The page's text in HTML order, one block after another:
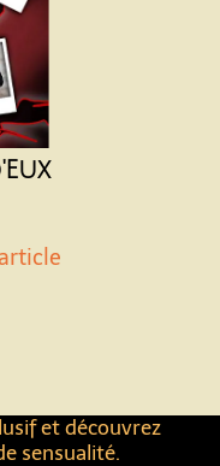
et découvrez
sensualité.